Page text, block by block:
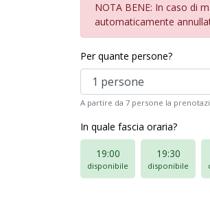
NOTA BENE: In caso di
automaticamente
Per quante persone?
A partire da 7 persone la
In quale fascia oraria?
19:00
disponibile
19:30
disponibile